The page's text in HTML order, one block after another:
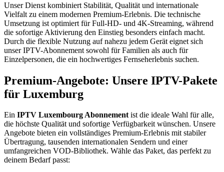
Unser Dienst kombiniert Stabilität, Qualität und internationale
Vielfalt zu einem modernen Premium-Erlebnis. Die technische
Umsetzung ist optimiert für Full-HD- und 4K-Streaming, während
die sofortige Aktivierung den Einstieg besonders einfach macht.
Durch die flexible Nutzung auf nahezu jedem Gerät eignet sich
unser IPTV-Abonnement sowohl für Familien als auch für
Einzelpersonen, die ein hochwertiges Fernseherlebnis suchen.
Premium-Angebote: Unsere IPTV-Pakete
für Luxemburg
Ein IPTV Luxembourg Abonnementist die ideale Wahl für alle,
die höchste Qualität und sofortige Verfügbarkeit wünschen. Unsere
Angebote bieten ein vollständiges Premium-Erlebnis mit stabiler
Übertragung, tausenden internationalen Sendern und einer
umfangreichen VOD-Bibliothek. Wähle das Paket, das perfekt zu
deinem Bedarf passt: